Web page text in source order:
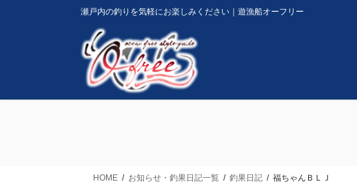
瀬戸内の釣りを気軽にお楽しみください｜遊漁船オーフリー
HOME お知らせ・釣果日記一覧 釣果日記 福ちゃんＢＬＪ